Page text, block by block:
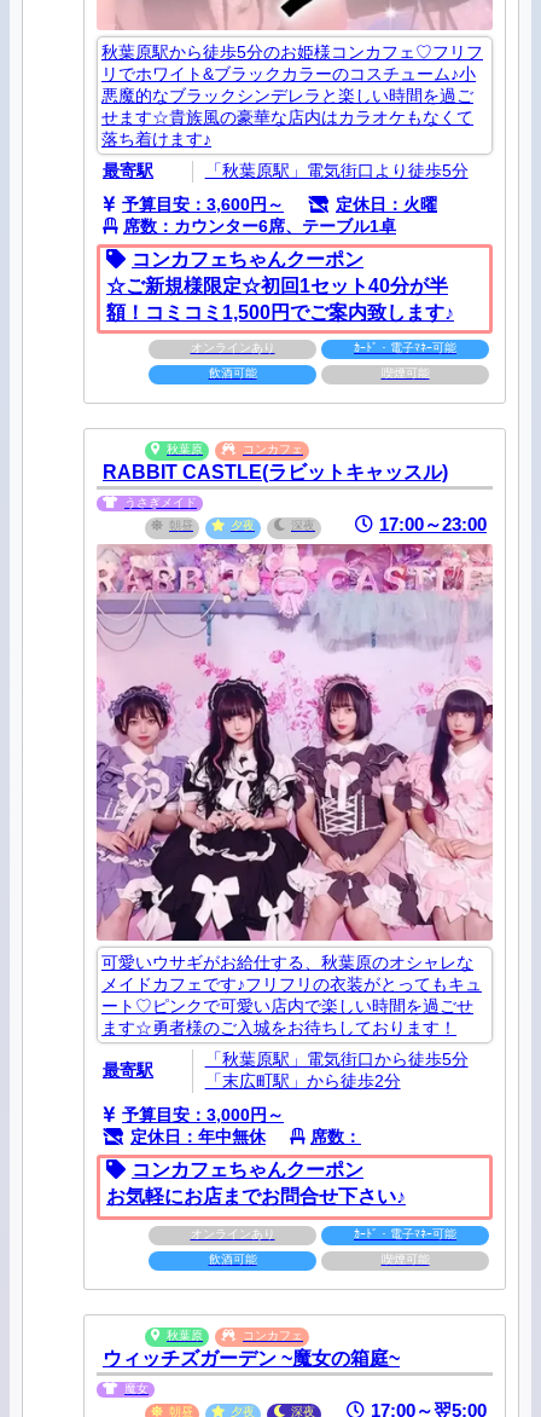
秋葉原駅から徒歩5分のお姫様コンカフェ♡フリフ
リでホワイト&ブラックカラーのコスチューム♪小
悪魔的なブラックシンデレラと楽しい時間を過ご
せます☆貴族風の豪華な店内はカラオケもなくて
落ち着けます♪
最寄駅
「秋葉原駅」電気街口より徒歩5分
予算目安：3,600円～
定休日：火曜
席数：カウンター6席、テーブル1卓
コンカフェちゃんクーポン
☆ご新規様限定☆初回1セット40分が半
額！コミコミ1,500円でご案内致します♪
オンラインあり
ｶｰﾄﾞ・電子ﾏﾈｰ可能
飲酒可能
喫煙可能
秋葉原 コンカフェ
RABBIT CASTLE(ラビットキャッスル)
うさぎメイド
朝昼
夕夜 深夜 17:00～23:00
可愛いウサギがお給仕する、秋葉原のオシャレな
メイドカフェです♪フリフリの衣装がとってもキュ
ート♡ピンクで可愛い店内で楽しい時間を過ごせ
ます☆勇者様のご入城をお待ちしております！
最寄駅
「秋葉原駅」電気街口から徒歩5分
「末広町駅」から徒歩2分
予算目安：3,000円～
定休日：年中無休
席数：
コンカフェちゃんクーポン
お気軽にお店までお問合せ下さい♪
オンラインあり
ｶｰﾄﾞ・電子ﾏﾈｰ可能
飲酒可能
喫煙可能
秋葉原 コンカフェ
ウィッチズガーデン ~魔女の箱庭~
魔女
朝昼
夕夜 深夜 17:00～翌5:00